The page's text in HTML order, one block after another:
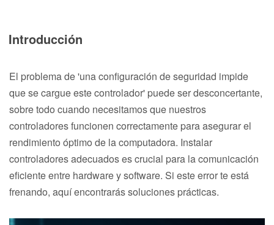
Introducción
El problema de 'una configuración de seguridad impide
que se cargue este controlador' puede ser desconcertante,
sobre todo cuando necesitamos que nuestros
controladores funcionen correctamente para asegurar el
rendimiento óptimo de la computadora. Instalar
controladores adecuados es crucial para la comunicación
eficiente entre hardware y software. Si este error te está
frenando, aquí encontrarás soluciones prácticas.